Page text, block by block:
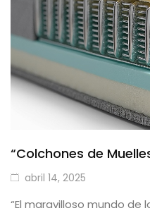
Auxiliar
Dormitorios
ÚTILES
Carro de la compra
“Colchones de
abril 14, 2025
“El maravilloso mundo